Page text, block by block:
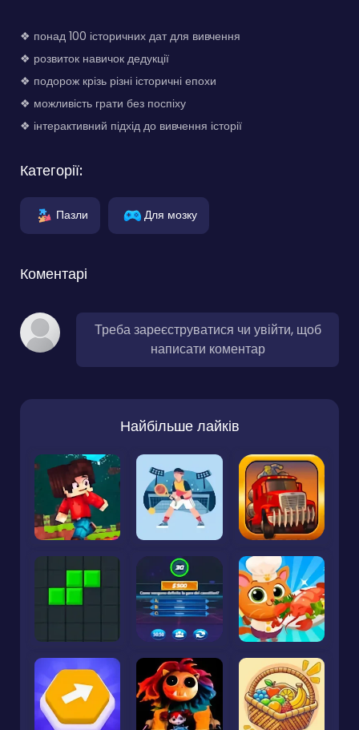
❖ понад 100 історичних дат для вивчення
❖ розвиток навичок дедукції
❖ подорож крізь різні історичні епохи
❖ можливість грати без поспіху
❖ інтерактивний підхід до вивчення історії
Категорії:
Пазли Для мозку
Коментарі
Треба зареєструватися чи увійти, щоб
написати коментар
Найбільше лайків